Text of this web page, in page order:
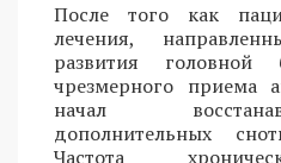
После того как
лечения,
развития
чрезмерного приема
начал
дополнительных
Частота